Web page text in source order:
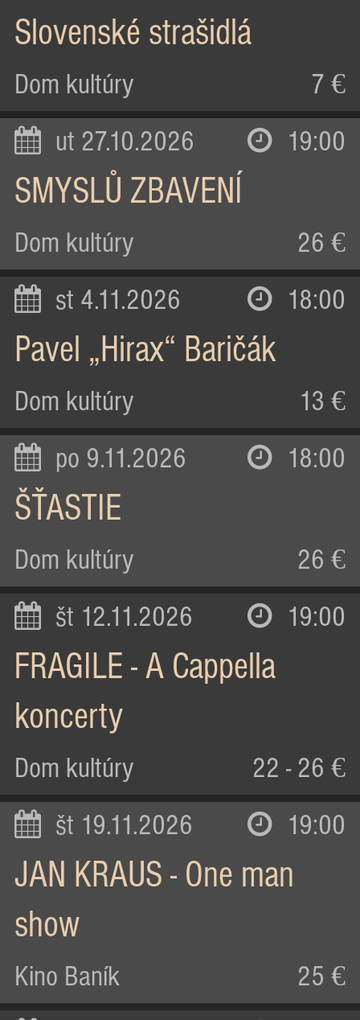
Slovenské strašidlá
Dom kultúry 7 €
ut 27.10.2026 19:00
SMYSLŮ ZBAVENÍ
Dom kultúry 26 €
st 4.11.2026 18:00
Pavel „Hirax“ Baričák
Dom kultúry 13 €
po 9.11.2026 18:00
ŠŤASTIE
Dom kultúry 26 €
št 12.11.2026 19:00
FRAGILE - A Cappella
koncerty
Dom kultúry 22 - 26 €
št 19.11.2026 19:00
JAN KRAUS - One man
show
Kino Baník 25 €